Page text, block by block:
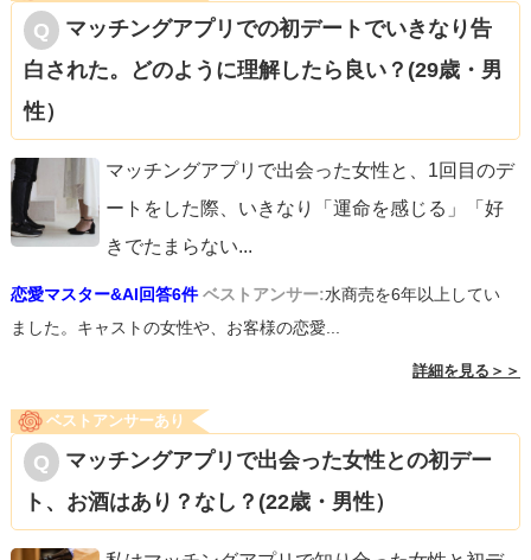
マッチングアプリでの初デートでいきなり告
白された。どのように理解したら良い？(29歳・男
性）
マッチングアプリで出会った女性と、1回目のデ
ートをした際、いきなり「運命を感じる」「好
きでたまらない...
恋愛マスター&AI回答6件 ベストアンサー:水商売を6年以上してい
ました。キャストの女性や、お客様の恋愛...
詳細を見る＞＞
ベストアンサーあり
マッチングアプリで出会った女性との初デー
ト、お酒はあり？なし？(22歳・男性）